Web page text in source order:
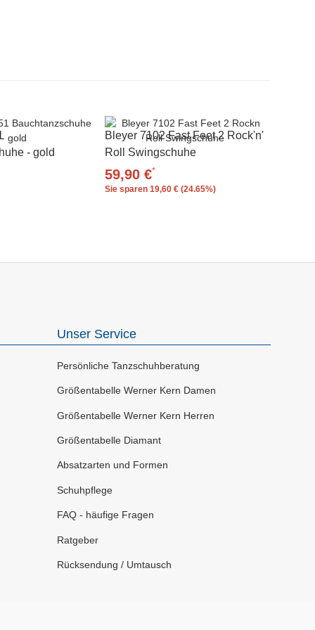
- gold
Bleyer 7102 Fast Feet 2 Rock'n'
Roll Swingschuhe
59,90 €*
Sie sparen 19,60 € (24.65%)
Unser Service
Persönliche Tanzschuhberatung
Größentabelle Werner Kern Damen
Größentabelle Werner Kern Herren
Größentabelle Diamant
Absatzarten und Formen
Schuhpflege
FAQ - häufige Fragen
Ratgeber
Rücksendung / Umtausch